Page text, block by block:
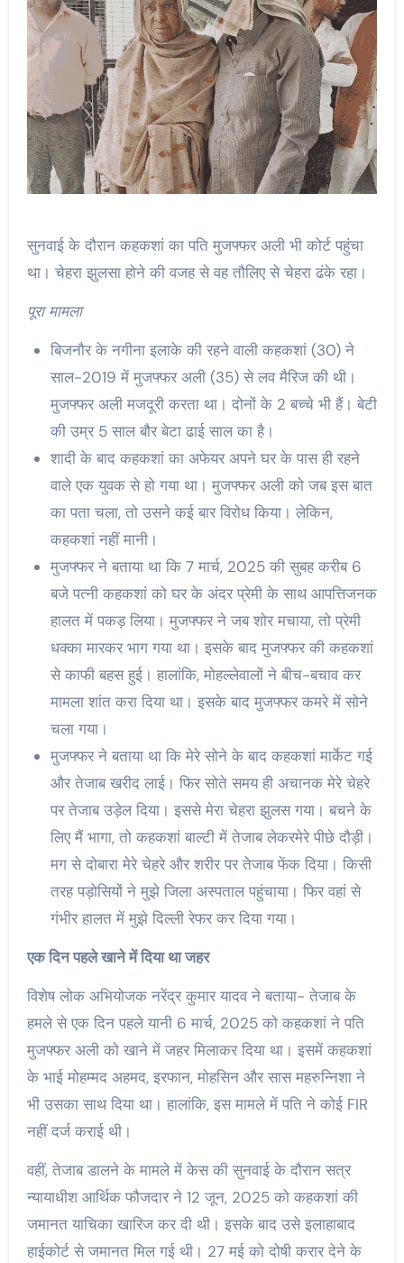
सुनवाई के दौरान कहकशां का पति मुजफ्फर अली भी कोर्ट पहुंचा
था। चेहरा झुलसा होने की वजह से वह तौलिए से चेहरा ढंके रहा।
पूरा मामला
बिजनौर के नगीना इलाके की रहने वाली कहकशां (30) ने
साल-2019 में मुजफ्फर अली (35) से लव मैरिज की थी।
मुजफ्फर अली मजदूरी करता था। दोनों के 2 बच्चे भी हैं। बेटी
की उम्र 5 साल बौर बेटा ढाई साल का है।
शादी के बाद कहकशां का अफेयर अपने घर के पास ही रहने
वाले एक युवक से हो गया था। मुजफ्फर अली को जब इस बात
का पता चला, तो उसने कई बार विरोध किया। लेकिन,
कहकशां नहीं मानी।
मुजफ्फर ने बताया था कि 7 मार्च, 2025 की सुबह करीब 6
बजे पत्नी कहकशां को घर के अंदर प्रेमी के साथ आपत्तिजनक
हालत में पकड़ लिया। मुजफ्फर ने जब शोर मचाया, तो प्रेमी
धक्का मारकर भाग गया था। इसके बाद मुजफ्फर की कहकशां
से काफी बहस हुई। हालांकि, मोहल्लेवालों ने बीच-बचाव कर
मामला शांत करा दिया था। इसके बाद मुजफ्फर कमरे में सोने
चला गया।
मुजफ्फर ने बताया था कि मेरे सोने के बाद कहकशां मार्केट गई
और तेजाब खरीद लाई। फिर सोते समय ही अचानक मेरे चेहरे
पर तेजाब उड़ेल दिया। इससे मेरा चेहरा झुलस गया। बचने के
लिए मैं भागा, तो कहकशां बाल्टी में तेजाब लेकरमेरे पीछे दौड़ी।
मग से दोबारा मेरे चेहरे और शरीर पर तेजाब फेंक दिया। किसी
तरह पड़ोसियों ने मुझे जिला अस्पताल पहुंचाया। फिर वहां से
गंभीर हालत में मुझे दिल्ली रेफर कर दिया गया।
एक दिन पहले खाने में दिया था जहर
विशेष लोक अभियोजक नरेंद्र कुमार यादव ने बताया- तेजाब के
हमले से एक दिन पहले यानी 6 मार्च, 2025 को कहकशां ने पति
मुजफ्फर अली को खाने में जहर मिलाकर दिया था। इसमें कहकशां
के भाई मोहम्मद अहमद, इरफान, मोहसिन और सास महरुन्निशा ने
भी उसका साथ दिया था। हालांकि, इस मामले में पति ने कोई FIR
नहीं दर्ज कराई थी।
वहीं, तेजाब डालने के मामले में केस की सुनवाई के दौरान सत्र
न्यायाधीश आर्थिक फौजदार ने 12 जून, 2025 को कहकशां की
जमानत याचिका खारिज कर दी थी। इसके बाद उसे इलाहाबाद
हाईकोर्ट से जमानत मिल गई थी। 27 मई को दोषी करार देने के